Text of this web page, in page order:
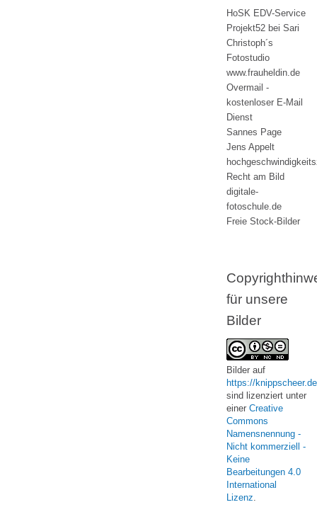
HoSK EDV-Service
Projekt52 bei Sari
Christoph´s
Fotostudio
www.frauheldin.de
Overmail -
kostenloser E-Mail
Dienst
Sannes Page
Jens Appelt
Recht am Bild
digitale-
fotoschule.de
Freie Stock-Bilder
für unsere
Bilder
Bilder auf
https://knippscheer.de
sind lizenziert unter
einer Creative
Commons
Namensnennung -
Nicht kommerziell -
Keine
Bearbeitungen 4.0
International
Lizenz.